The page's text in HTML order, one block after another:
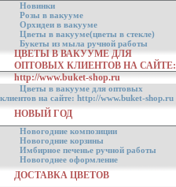
Новинки
Розы в вакууме
Орхидеи в вакууме
Цветы в вакууме(цветы в стекле)
Букеты из мыла ручной работы
ЦВЕТЫ В ВАКУУМЕ ДЛЯ
ОПТОВЫХ КЛИЕНТОВ НА САЙТЕ:
http://www.buket-shop.ru
Цветы в вакууме для оптовых
клиентов на сайте: http://www.buket-shop.ru
НОВЫЙ ГОД
Новогодние композиции
Новогодние корзины
Имбирное печенье ручной работы
Новогоднее оформление
ДОСТАВКА ЦВЕТОВ